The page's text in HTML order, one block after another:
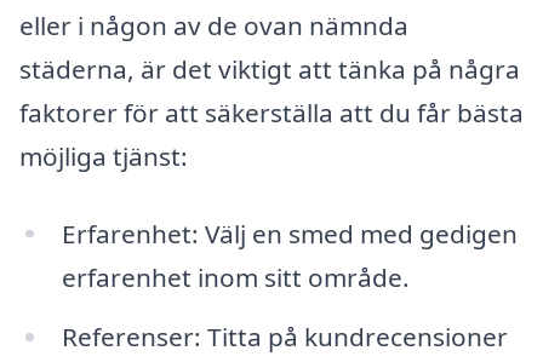
eller i någon av de ovan nämnda
städerna, är det viktigt att tänka på några
faktorer för att säkerställa att du får bästa
möjliga tjänst:
Erfarenhet: Välj en smed med gedigen
erfarenhet inom sitt område.
Referenser: Titta på kundrecensioner